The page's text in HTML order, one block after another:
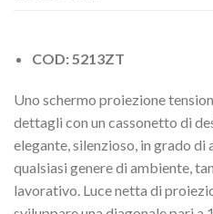
COD: 5213ZT
Uno schermo proiezione
dettagli con un cassonetto di
elegante, silenzioso, in grado
qualsiasi genere di ambiente,
lavorativo. Luce netta di